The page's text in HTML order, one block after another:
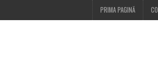
PRIMA PAGINĂ